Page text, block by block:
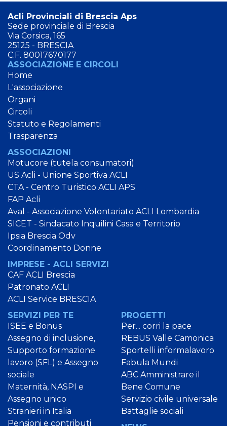
Acli Provinciali di Brescia Aps
Sede provinciale di Brescia
Via Corsica, 165
25125 - BRESCIA
C.F. 80017670177
ASSOCIAZIONE E CIRCOLI
Home
L'associazione
Organi
Circoli
Statuto e Regolamenti
Trasparenza
ASSOCIAZIONI
Motucore (tutela consumatori)
US Acli - Unione Sportiva ACLI
CTA - Centro Turistico ACLI APS
FAP Acli
Aval - Associazione Volontariato ACLI Lombardia
SICET - Sindacato Inquilini Casa e Territorio
Ipsia Brescia Odv
Coordinamento Donne
IMPRESE - ACLI SERVIZI
CAF ACLI Brescia
Patronato ACLI
ACLI Service BRESCIA
SERVIZI PER TE
ISEE e Bonus
Assegno di inclusione,
Supporto formazione
lavoro (SFL) e Assegno
sociale
Maternità, NASPI e
Assegno unico
Stranieri in Italia
Pensioni e contributi
PROGETTI
Per... corri la pace
REBUS Valle Camonica
Sportelli informalavoro
Fabula Mundi
ABC Amministrare il
Bene Comune
Servizio civile universale
Battaglie sociali